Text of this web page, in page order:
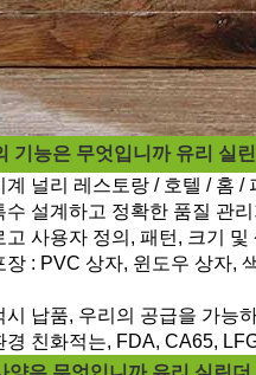
기능은 무엇입니까 유리 실
계 널리 레스토랑 / 호텔 / 홈 /
수 설계하고 정확한 품질 관
고 사용자 정의, 패턴, 크기
장 : PVC 상자, 윈도우 상자,
시 납품, 우리의 공급을 가능
경 친화적는, FDA, CA65,